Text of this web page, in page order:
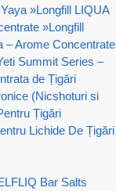
»Longfill LIQUA
»Longfill
– Arome Concentrate
Summit Series –
de Țigări
(Nicshoturi si
Țigări
Lichide De Țigări
Bar Salts